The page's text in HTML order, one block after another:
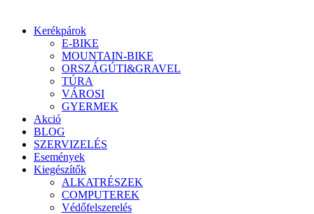
Kerékpárok
E-BIKE
MOUNTAIN-BIKE
ORSZÁGÚTI&GRAVEL
TÚRA
VÁROSI
GYERMEK
Akció
BLOG
SZERVIZELÉS
Események
Kiegészítők
ALKATRÉSZEK
COMPUTEREK
Védőfelszerelés